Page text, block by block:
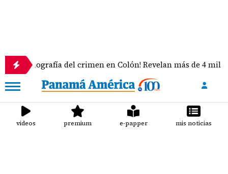
del crimen en Colón! Revelan más de 4 mil delitos y 59
videos premium e-papper mis noticias